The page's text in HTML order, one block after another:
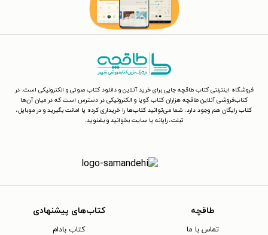
فروشگاه اینترنتی کتاب طاقچه جایی برای خرید آنلاین و دانلود کتاب صوتی و الکترونیکی است. در
کتاب‌فروشی آنلاین طاقچه هزاران کتاب گویا و الکترونیکی در دسترس است که در میان آن‌ها
کتاب رایگان هم وجود دارد. شما می‌توانید کتاب‌ها را خریداری کرده یا امانت بگیرید و در موبایل،
تبلت، رایانه یا سایت بخوانید و بشنوید.
طاقچه
تماس با ما
کتاب‌های پیشنهادی
کتاب بادام